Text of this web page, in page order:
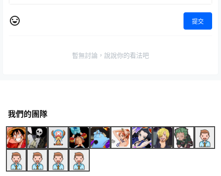
提交
暫無討論，說說你的看法吧
我們的團隊